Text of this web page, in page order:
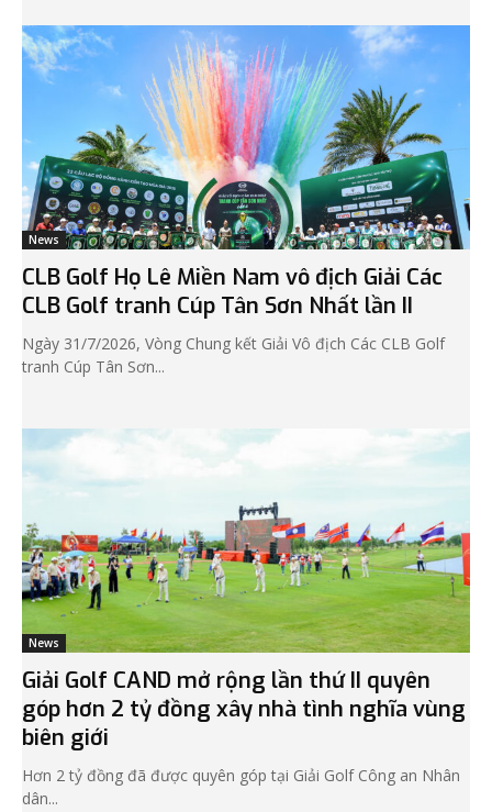
News
CLB Golf Họ Lê Miền Nam vô địch Giải Các
CLB Golf tranh Cúp Tân Sơn Nhất lần II
Ngày 31/7/2026, Vòng Chung kết Giải Vô địch Các CLB Golf
tranh Cúp Tân Sơn...
News
Giải Golf CAND mở rộng lần thứ II quyên
góp hơn 2 tỷ đồng xây nhà tình nghĩa vùng
biên giới
Hơn 2 tỷ đồng đã được quyên góp tại Giải Golf Công an Nhân
dân...